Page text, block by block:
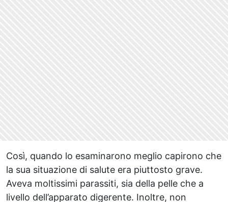
Così, quando lo esaminarono meglio capirono che
la sua situazione di salute era piuttosto grave.
Aveva moltissimi parassiti, sia della pelle che a
livello dell’apparato digerente. Inoltre, non